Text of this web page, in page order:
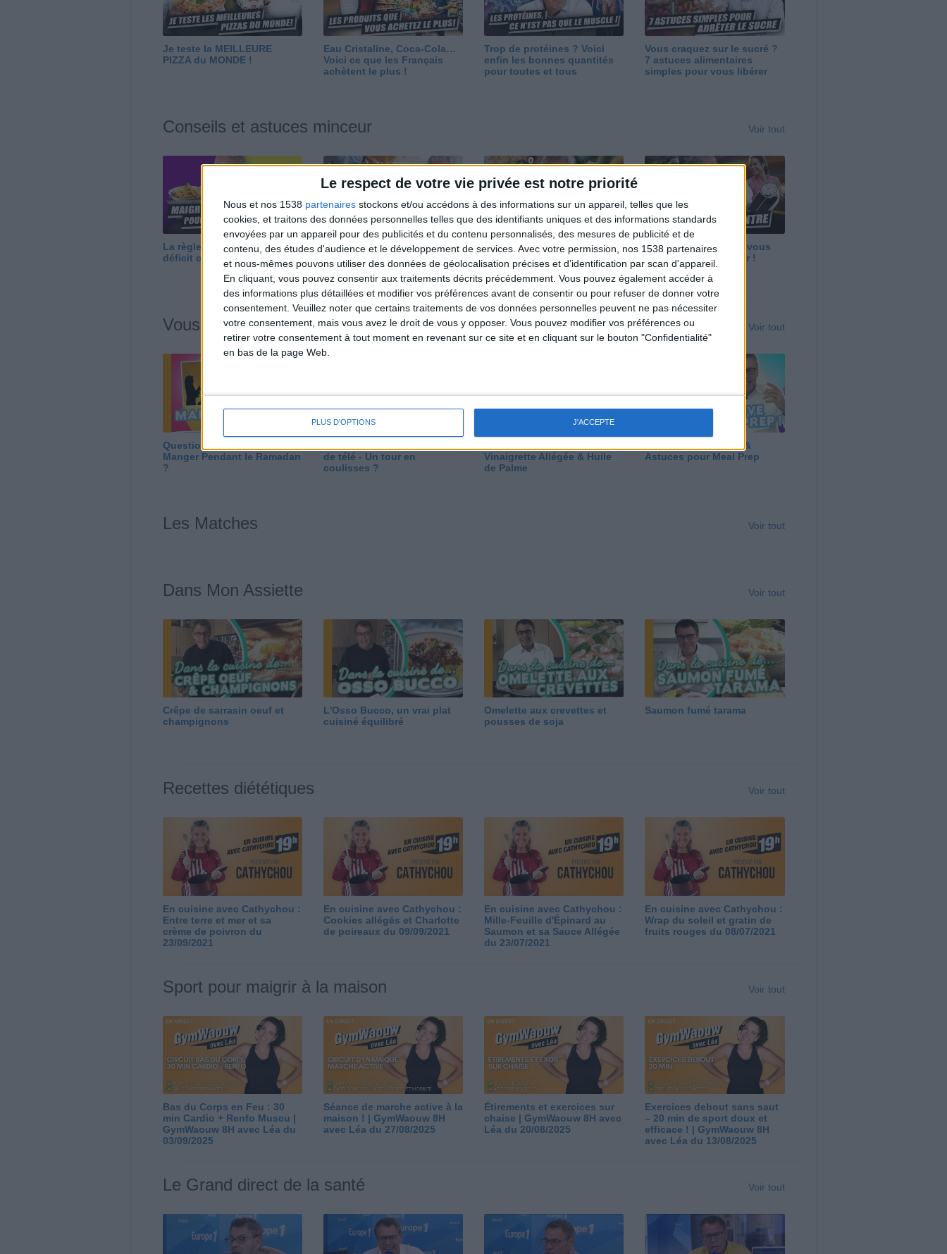
Le respect de votre vie privée est notre priorité
Nous et nos 1538 partenaires stockons et/ou accédons à des informations sur un appareil, telles que les
cookies, et traitons des données personnelles telles que des identifiants uniques et des informations standards
envoyées par un appareil pour des publicités et du contenu personnalisés, des mesures de publicité et de
contenu, des études d'audience et le développement de services. Avec votre permission, nos 1538 partenaires
et nous-mêmes pouvons utiliser des données de géolocalisation précises et d’identification par scan d'appareil.
En cliquant, vous pouvez consentir aux traitements décrits précédemment. Vous pouvez également accéder à
des informations plus détaillées et modifier vos préférences avant de consentir ou pour refuser de donner votre
consentement. Veuillez noter que certains traitements de vos données personnelles peuvent ne pas nécessiter
votre consentement, mais vous avez le droit de vous y opposer. Vous pouvez modifier vos préférences ou
retirer votre consentement à tout moment en revenant sur ce site et en cliquant sur le bouton "Confidentialité"
en bas de la page Web.
PLUS D'OPTIONS J'ACCEPTE
Je teste la MEILLEURE
PIZZA du MONDE !
Eau Cristaline, Coca-Cola…
Voici ce que les Français
achètent le plus !
Trop de protéines ? Voici
enfin les bonnes quantités
pour toutes et tous
Vous craquez sur le sucré ?
7 astuces alimentaires
simples pour vous libérer
Conseils et astuces minceur Voir tout
La règle N°1 pour maigrir : le
déficit calorique
Perdre 10 kg : ma méthode
est imparable
Et après la perte de poids ?
Je fais comment ?
Maigrir vite ? Ce que vous
devez vraiment savoir !
Vous m'avez demandé Voir tout
Question/Réponse : Que
Manger Pendant le Ramadan
?
de télé - Un tour en
coulisses ?
Vinaigrette Allégée & Huile
de Palme
Panga, Huile d'Olive &
Astuces pour Meal Prep
Les Matches Voir tout
Dans Mon Assiette Voir tout
Crêpe de sarrasin oeuf et
champignons
L'Osso Bucco, un vrai plat
cuisiné équilibré
Omelette aux crevettes et
pousses de soja
Saumon fumé tarama
Recettes diététiques Voir tout
En cuisine avec Cathychou :
Entre terre et mer et sa
crème de poivron du
23/09/2021
En cuisine avec Cathychou :
Cookies allégés et Charlotte
de poireaux du 09/09/2021
En cuisine avec Cathychou :
Mille-Feuille d'Épinard au
Saumon et sa Sauce Allégée
du 23/07/2021
En cuisine avec Cathychou :
Wrap du soleil et gratin de
fruits rouges du 08/07/2021
Sport pour maigrir à la maison Voir tout
Bas du Corps en Feu : 30
min Cardio + Renfo Muscu |
GymWaouw 8H avec Léa du
03/09/2025
Séance de marche active à la
maison ! | GymWaouw 8H
avec Léa du 27/08/2025
Étirements et exercices sur
chaise | GymWaouw 8H avec
Léa du 20/08/2025
Exercices debout sans saut
– 20 min de sport doux et
efficace ! | GymWaouw 8H
avec Léa du 13/08/2025
Le Grand direct de la santé Voir tout